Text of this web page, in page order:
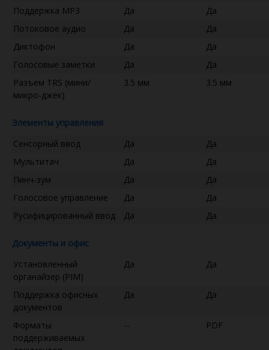
Поддержка MP3 Да
Да
Потоковое аудио
Да
Да
Диктофон
Да
Да
Голосовые заметки
Да
Да
Разъем TRS (мини/
микро-джек)
3.5 мм 3.5 мм
Элементы управления
Сенсорный ввод
Да
Да
Мультитач
Да
Да
Пинч-зум
Да
Да
Голосовое управление
Да
Да
Русифицированный ввод
Да Да
Документы и офис
Установленный
органайзер (PIM)
Да Да
Поддержка офисных
документов
Да Да
Форматы
поддерживаемых
-- PDF